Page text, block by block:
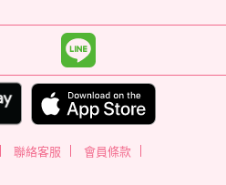
聯絡客服
會員條款